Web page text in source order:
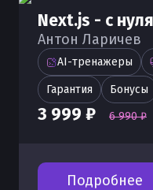
Next.js - с нуля
Антон Ларичев
AI-тренажеры
Гарантия Бонусы
3 999 ₽ 6 990 ₽
Подробнее